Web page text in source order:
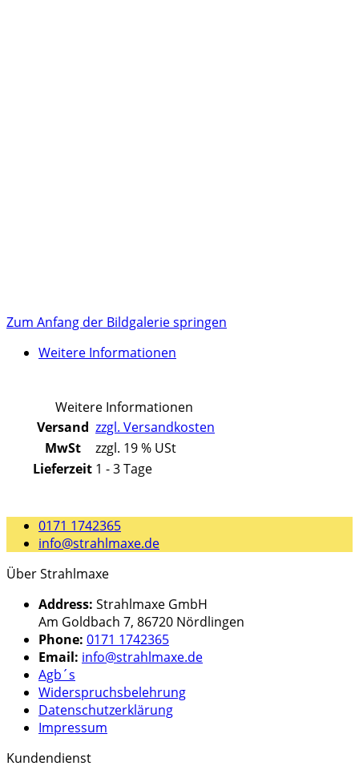
Zum Anfang der Bildgalerie springen
Weitere Informationen
Weitere Informationen
Versand zzgl. Versandkosten
MwSt
zzgl. 19 % USt
Lieferzeit 1 - 3 Tage
0171 1742365
info@strahlmaxe.de
Über Strahlmaxe
Address: Strahlmaxe GmbH
Am Goldbach 7, 86720 Nördlingen
Phone: 0171 1742365
Email: info@strahlmaxe.de
Agb´s
Widerspruchsbelehrung
Datenschutzerklärung
Impressum
Kundendienst